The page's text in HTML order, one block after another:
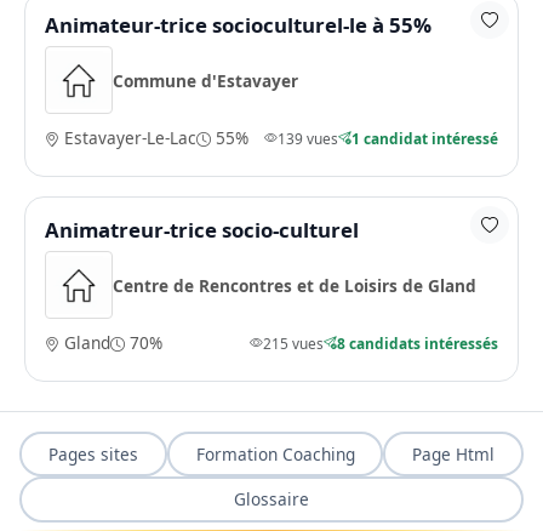
Animateur-trice socioculturel-le à 55%
Commune d'Estavayer
Estavayer-Le-Lac 55% 139 vues 1 candidat intéressé
Animatreur-trice socio-culturel
Centre de Rencontres et de Loisirs de Gland
Gland 70% 215 vues 8 candidats intéressés
Pages sites Formation Coaching
Page Html
Glossaire